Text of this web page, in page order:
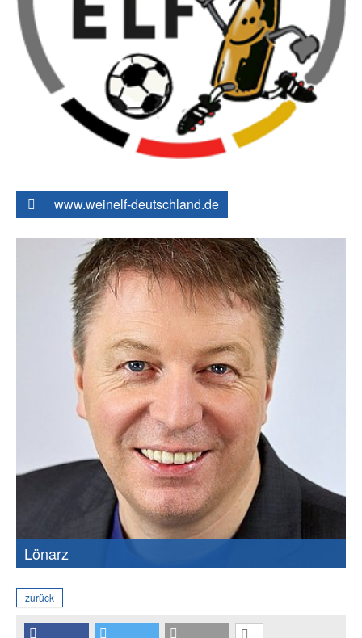
www.weinelf-deutschland.de
Lönarz
zurück